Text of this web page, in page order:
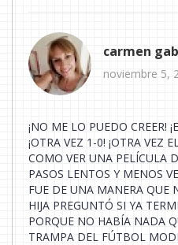
carmen
noviembre 5,
¡NO ME LO PUEDO CREER!
¡OTRA VEZ 1-0! ¡OTRA VEZ
COMO VER UNA PELÍCULA
PASOS LENTOS Y MENOS
FUE DE UNA MANERA QUE
HIJA PREGUNTÓ SI YA
PORQUE NO HABÍA NADA
TRAMPA DEL FÚTBOL